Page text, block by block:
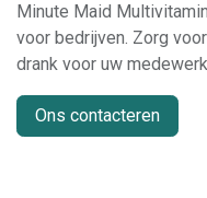
Minute Maid
voor bedrijven. Zorg
drank voor uw
Ons contacteren